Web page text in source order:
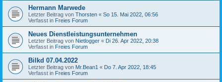
Hermann Marwede
Letzter Beitrag von Thorsten « So 15. Mai 2022, 06:56
Verfasst in Freies Forum
Neues Dienstleistungsunternehmen
Letzter Beitrag von Nietlogger « Di 26. Apr 2022, 20:38
Verfasst in Freies Forum
Bilkd 07.04.2022
Letzter Beitrag von Mr.Bean1 « Do 7. Apr 2022, 18:45
Verfasst in Freies Forum